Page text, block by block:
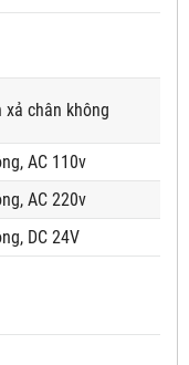
xả chân không
AC 110v
AC 220v
DC 24V